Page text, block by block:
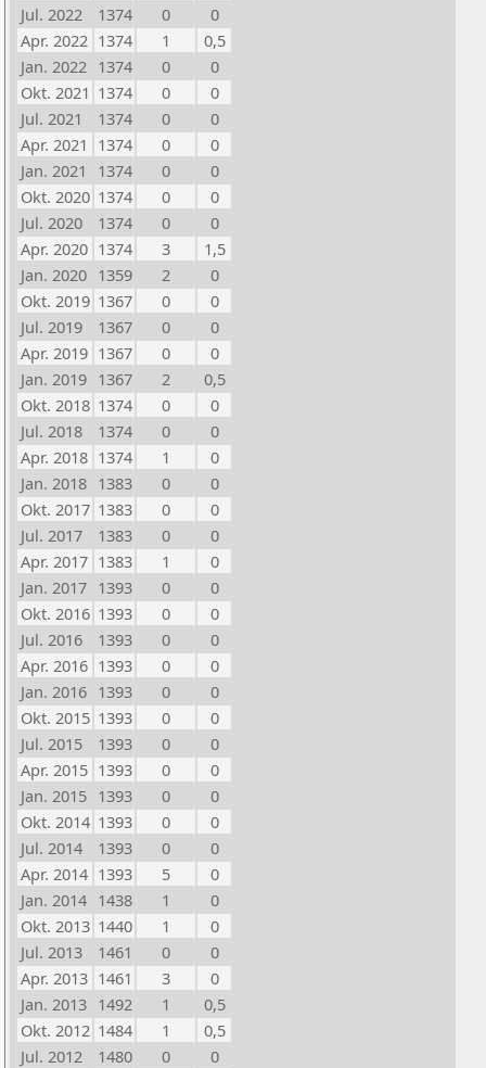
Jul. 2022
1374 0
0
Apr. 2022 1374 1
0,5
Jan. 2022 1374 0
0
Okt. 2021 1374 0
0
Jul. 2021
1374 0
0
Apr. 2021 1374 0
0
Jan. 2021
1374 0
0
Okt. 2020 1374 0
0
Jul. 2020
1374 0
0
Apr. 2020 1374 3
1,5
Jan. 2020 1359 2
0
Okt. 2019 1367 0
0
Jul. 2019
1367 0
0
Apr. 2019 1367 0
0
Jan. 2019 1367 2
0,5
Okt. 2018 1374 0
0
Jul. 2018
1374 0
0
Apr. 2018 1374 1
0
Jan. 2018 1383 0
0
Okt. 2017 1383 0
0
Jul. 2017
1383 0
0
Apr. 2017 1383 1
0
Jan. 2017 1393 0
0
Okt. 2016 1393 0
0
Jul. 2016
1393 0
0
Apr. 2016 1393 0
0
Jan. 2016 1393 0
0
Okt. 2015 1393 0
0
Jul. 2015
1393 0
0
Apr. 2015 1393 0
0
Jan. 2015 1393 0
0
Okt. 2014 1393 0
0
Jul. 2014
1393 0
0
Apr. 2014 1393 5
0
Jan. 2014 1438 1
0
Okt. 2013 1440 1
0
Jul. 2013
1461 0
0
Apr. 2013 1461 3
0
Jan. 2013 1492 1
0,5
Okt. 2012 1484 1
0,5
Jul. 2012
1480 0
0